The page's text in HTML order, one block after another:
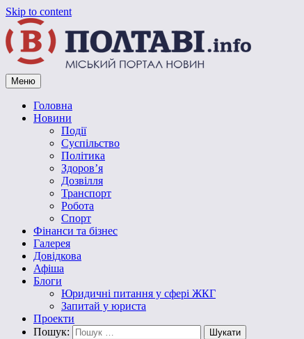
Skip to content
Vpoltave.info
Полтавський портал новин
Меню
Головна
Новини
Події
Суспільство
Політика
Здоров’я
Дозвілля
Транспорт
Робота
Спорт
Фінанси та бізнес
Галерея
Довідкова
Афіша
Блоги
Юридичні питання у сфері ЖКГ
Запитай у юриста
Проекти
Пошук: